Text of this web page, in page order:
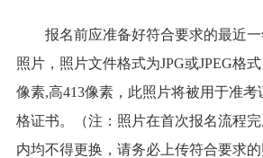
报名前应准备好符合要求的最近
照片，照片文件格式为JPG或JPEG格
像素,高413像素，此照片将被用于准考
格证书。（注：照片在首次报名流程
内均不得更换，请务必上传符合要求的